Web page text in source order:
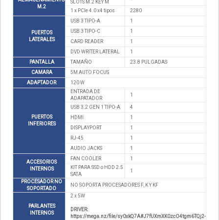
M.2
SLOTS M.2 KEY M
1 x PCIe 4.0 x4 tipos 2280
PUERTOS
LATERALES
USB 3 TIPO-A
1
USB 3 TIPO-C
1
CARD READER
1
DVD WRITER LATERAL
1
PANTALLA
TAMAÑO
23.8 PULGADAS
CAMARA
5M AUTO FOCUS
ADAPTADOR
120 W
PUERTOS
INFERIORES
ENTRADA DE
ADAPATADOR
1
USB 3.2 GEN 1 TIPO-A
4
HDMI
1
DISPLAYPORT
1
RJ-45
1
AUDIO JACKS
1
ACCESORIOS
INTERNOS
FAN COOLER
1
KIT PARA SSD o HDD 2.5
SATA
1
PROCESADOR NO
SOPORTADO
NO SOPORTA PROCESADORES F, K Y KF
PARLANTES
INTERNOS
2 x 5W
DRIVER:
https://mega.nz/file/sy0xkQ7A#J7fUXmXK0zcO4tgm6TQj2-